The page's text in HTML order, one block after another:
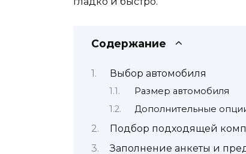
Содержание
Выбор автомобиля
Размер автомобиля
Дополнительные
Подбор подходящей
Заполнение анкеты и